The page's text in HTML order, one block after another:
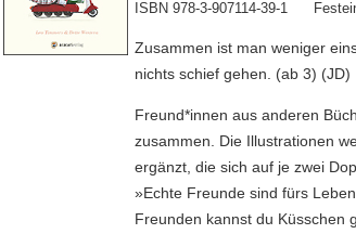
ISBN 978-3-907114-39-1
Zusammen ist man weniger
nichts schief gehen. (ab 3) (JD)
Freund*innen aus anderen
zusammen. Die Illustrationen
ergänzt, die sich auf je zwei
»Echte Freunde sind fürs
Freunden kannst du Küsschen